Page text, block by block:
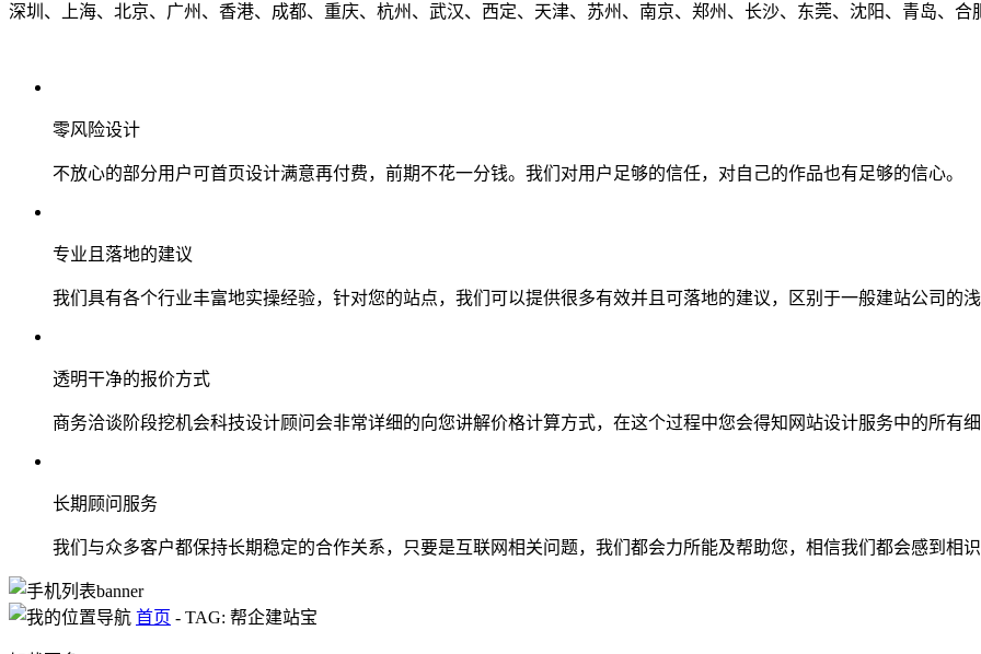
深圳、上海、北京、广州、香港、成都、重庆、杭州、武汉、西定、天津、苏州、南京、郑州、长沙、东莞、沈阳、青岛、合
零风险设计
不放心的部分用户可首页设计满意再付费，前期不花一分钱。我们对用户足够的信任，对自己的作品也有足够的信心。
专业且落地的建议
我们具有各个行业丰富地实操经验，针对您的站点，我们可以提供很多有效并且可落地的建议，区别于一般建站公司的
透明干净的报价方式
商务洽谈阶段挖机会科技设计顾问会非常详细的向您讲解价格计算方式，在这个过程中您会得知网站设计服务中的所有
长期顾问服务
我们与众多客户都保持长期稳定的合作关系，只要是互联网相关问题，我们都会力所能及帮助您，相信我们都会感到相
首页 - TAG: 帮企建站宝